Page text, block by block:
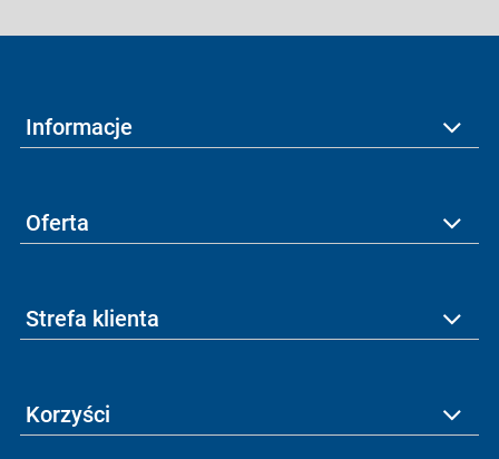
Informacje
Oferta
Strefa klienta
Korzyści